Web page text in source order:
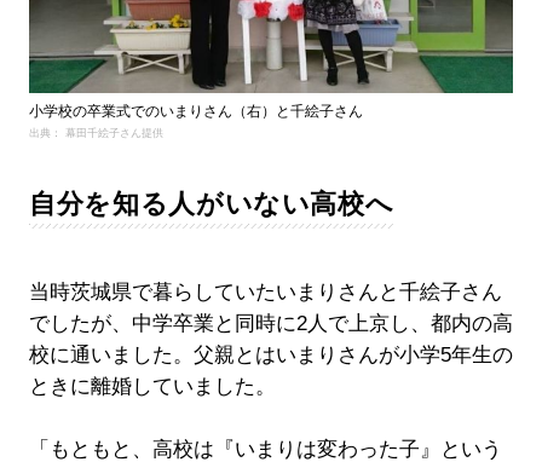
小学校の卒業式でのいまりさん（右）と千絵子さん
出典： 幕田千絵子さん提供
自分を知る人がいない高校へ
当時茨城県で暮らしていたいまりさんと千絵子さん
でしたが、中学卒業と同時に2人で上京し、都内の高
校に通いました。父親とはいまりさんが小学5年生の
ときに離婚していました。
「もともと、高校は『いまりは変わった子』という